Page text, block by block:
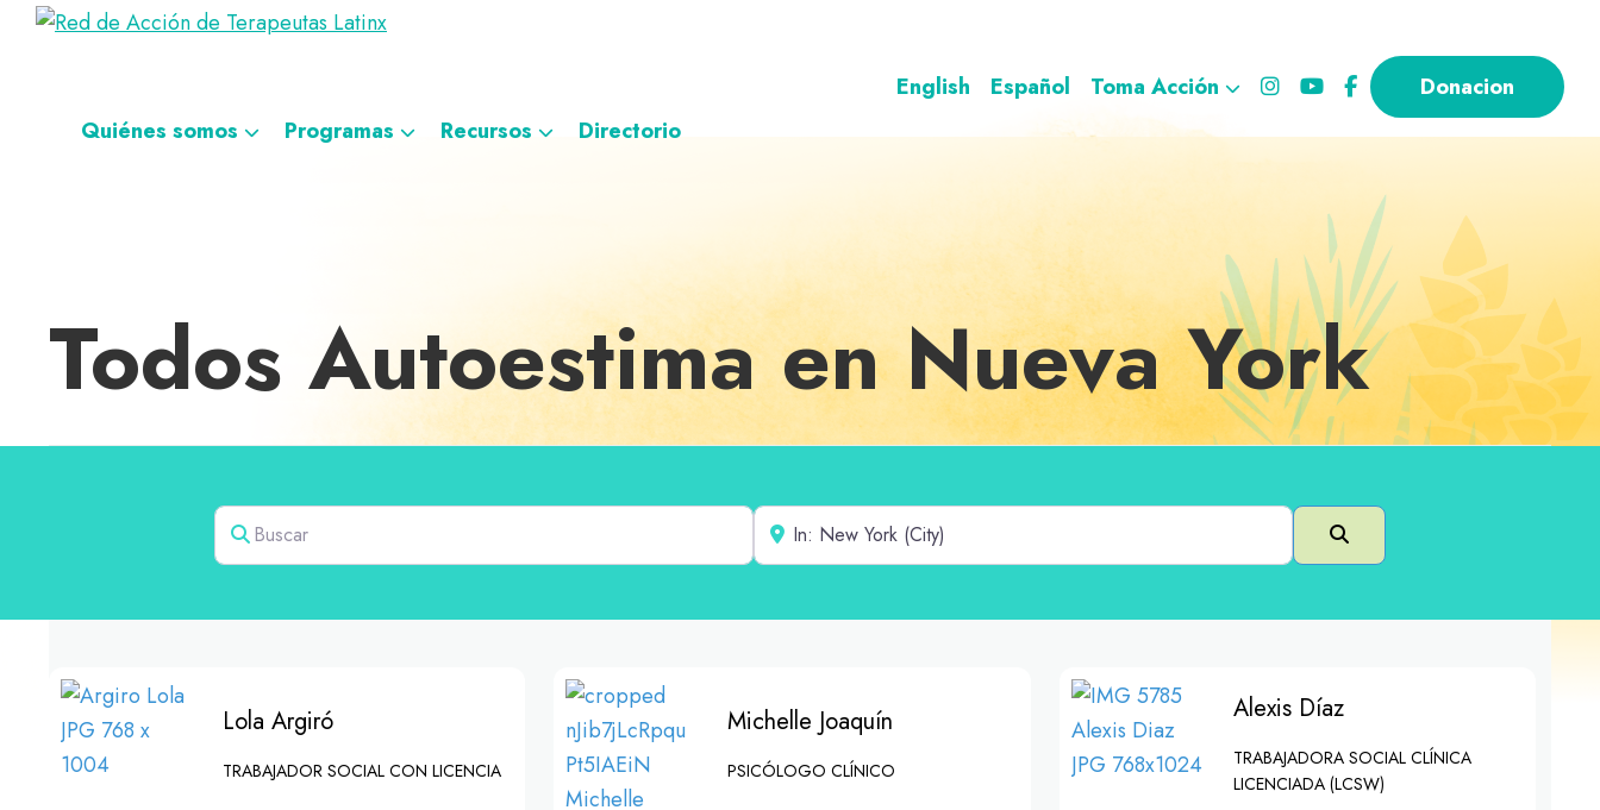
Saltar
navegación
principal
Saltar
Saltar
navegación
Terapeutas
terapeutas
English Español Toma Acción
Donacion
Quiénes somos
Programas Recursos Directorio
Todos Autoestima en Nueva York
Buscar Cerca de
Buscar en
Lola Argiró
TRABAJADOR SOCIAL CON LICENCIA
Michelle Joaquín
PSICÓLOGO CLÍNICO
Alexis Díaz
TRABAJADORA SOCIAL CLÍNICA
LICENCIADA (LCSW)